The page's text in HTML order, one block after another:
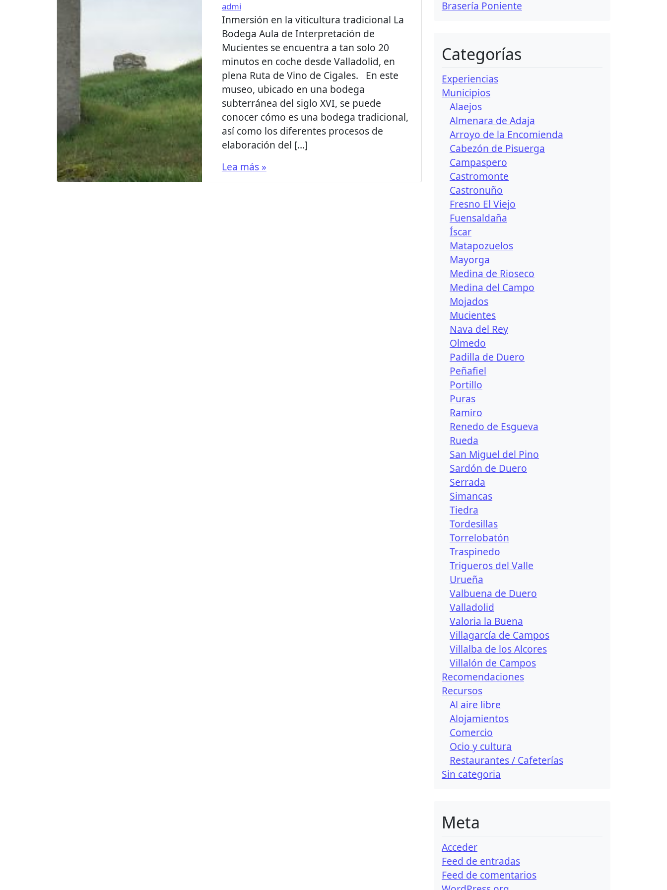
admi
Inmersión en la viticultura tradicional La
Bodega Aula de Interpretación de
Mucientes se encuentra a tan solo 20
minutos en coche desde Valladolid, en
plena Ruta de Vino de Cigales. En este
museo, ubicado en una bodega
subterránea del siglo XVI, se puede
conocer cómo es una bodega tradicional,
así como los diferentes procesos de
elaboración del […]
Lea más »
Brasería Poniente
Categorías
Experiencias
Municipios
Alaejos
Almenara de Adaja
Arroyo de la Encomienda
Cabezón de Pisuerga
Campaspero
Castromonte
Castronuño
Fresno El Viejo
Fuensaldaña
Íscar
Matapozuelos
Mayorga
Medina de Rioseco
Medina del Campo
Mojados
Mucientes
Nava del Rey
Olmedo
Padilla de Duero
Peñafiel
Portillo
Puras
Ramiro
Renedo de Esgueva
Rueda
San Miguel del Pino
Sardón de Duero
Serrada
Simancas
Tiedra
Tordesillas
Torrelobatón
Traspinedo
Trigueros del Valle
Urueña
Valbuena de Duero
Valladolid
Valoria la Buena
Villagarcía de Campos
Villalba de los Alcores
Villalón de Campos
Recomendaciones
Recursos
Al aire libre
Alojamientos
Comercio
Ocio y cultura
Restaurantes / Cafeterías
Sin categori­a
Meta
Acceder
Feed de entradas
Feed de comentarios